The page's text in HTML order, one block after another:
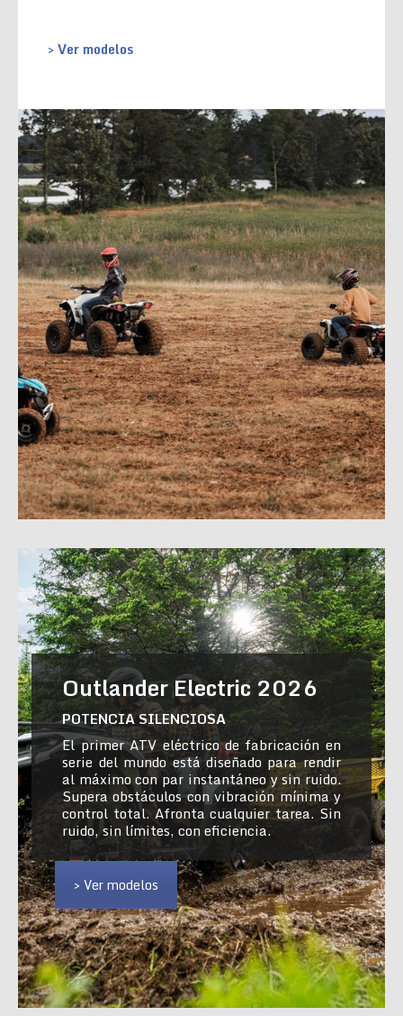
> Ver modelos
Outlander Electric 2026
POTENCIA SILENCIOSA
El primer ATV eléctrico de fabricación en
serie del mundo está diseñado para rendir
al máximo con par instantáneo y sin ruido.
Supera obstáculos con vibración mínima y
control total. Afronta cualquier tarea. Sin
ruido, sin límites, con eficiencia.
> Ver modelos